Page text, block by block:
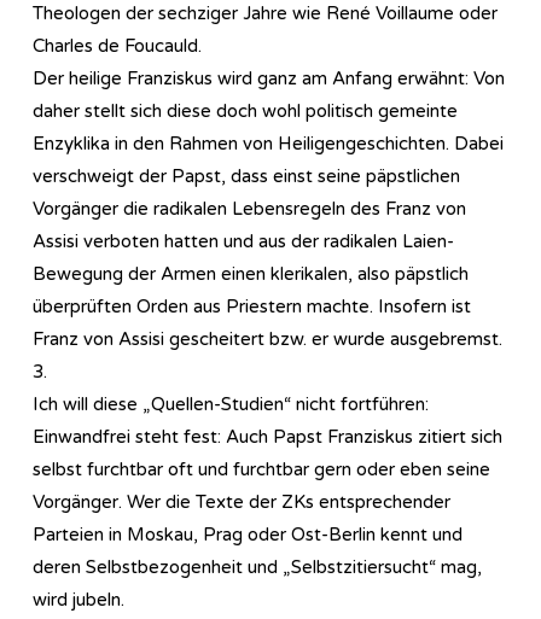
Theologen der sechziger Jahre wie René Voillaume oder
Charles de Foucauld.
Der heilige Franziskus wird ganz am Anfang erwähnt: Von
daher stellt sich diese doch wohl politisch gemeinte
Enzyklika in den Rahmen von Heiligengeschichten. Dabei
verschweigt der Papst, dass einst seine päpstlichen
Vorgänger die radikalen Lebensregeln des Franz von
Assisi verboten hatten und aus der radikalen Laien-
Bewegung der Armen einen klerikalen, also päpstlich
überprüften Orden aus Priestern machte. Insofern ist
Franz von Assisi gescheitert bzw. er wurde ausgebremst.
3.
Ich will diese „Quellen-Studien“ nicht fortführen:
Einwandfrei steht fest: Auch Papst Franziskus zitiert sich
selbst furchtbar oft und furchtbar gern oder eben seine
Vorgänger. Wer die Texte der ZKs entsprechender
Parteien in Moskau, Prag oder Ost-Berlin kennt und
deren Selbstbezogenheit und „Selbstzitiersucht“ mag,
wird jubeln.